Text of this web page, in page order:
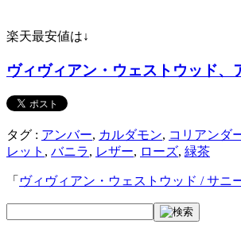
楽天最安値は↓
ヴィヴィアン・ウェストウッド、
タグ : アンバー, カルダモン, コリアンダ
レット , バニラ, レザー, ローズ, 緑茶
「 ヴィヴィアン・ウェストウッド / サニ